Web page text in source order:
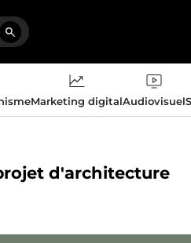
Marketing digitalAudiovisuel
d'architecture